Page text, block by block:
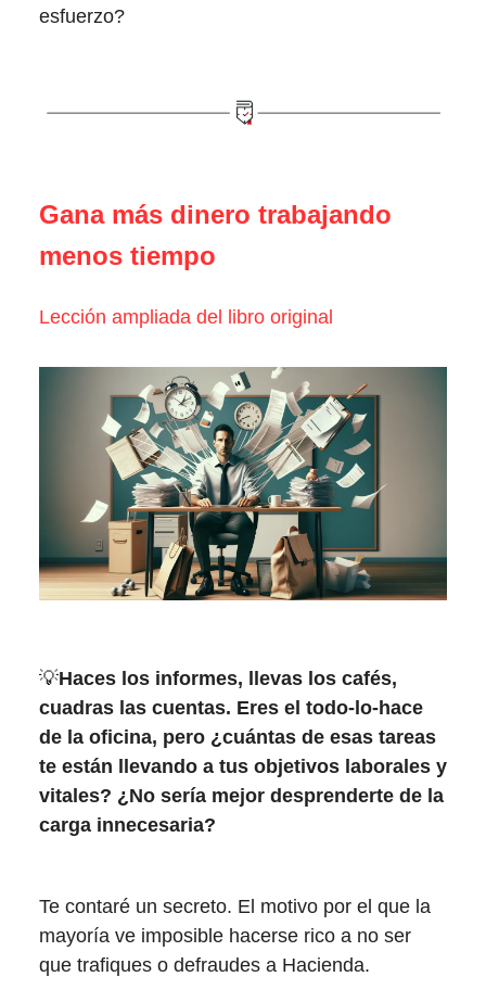
esfuerzo?
Gana más dinero trabajando
menos tiempo
Lección ampliada del libro original
💡Haces los informes, llevas los cafés,
cuadras las cuentas. Eres el todo-lo-hace
de la oficina, pero ¿cuántas de esas tareas
te están llevando a tus objetivos laborales y
vitales? ¿No sería mejor desprenderte de la
carga innecesaria?
Te contaré un secreto. El motivo por el que la
mayoría ve imposible hacerse rico a no ser
que trafiques o defraudes a Hacienda.